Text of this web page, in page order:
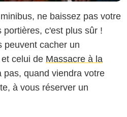
ne baissez pas votre
c'est plus sûr !
peuvent cacher un
celui de Massacre à la
pas, quand viendra votre
à vous réserver un